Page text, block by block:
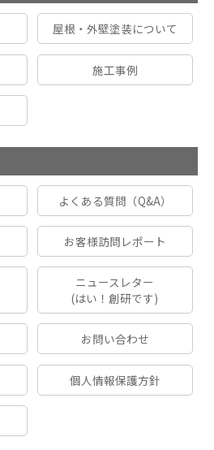
屋根・外壁塗装について
施工事例
よくある質問（Q&A）
お客様訪問レポート
ニュースレター
(はい！創研です)
お問い合わせ
個人情報保護方針